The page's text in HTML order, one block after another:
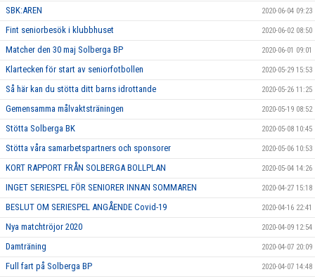
SBK:AREN 2020-06-04 09:23
Fint seniorbesök i klubbhuset 2020-06-02 08:50
Matcher den 30 maj Solberga BP 2020-06-01 09:01
Klartecken för start av seniorfotbollen 2020-05-29 15:53
Så här kan du stötta ditt barns idrottande 2020-05-26 11:25
Gemensamma målvaktsträningen 2020-05-19 08:52
Stötta Solberga BK 2020-05-08 10:45
Stötta våra samarbetspartners och sponsorer 2020-05-06 10:53
KORT RAPPORT FRÅN SOLBERGA BOLLPLAN 2020-05-04 14:26
INGET SERIESPEL FÖR SENIORER INNAN SOMMAREN 2020-04-27 15:18
BESLUT OM SERIESPEL ANGÅENDE Covid-19 2020-04-16 22:41
Nya matchtröjor 2020 2020-04-09 12:54
Damträning 2020-04-07 20:09
Full fart på Solberga BP 2020-04-07 14:48